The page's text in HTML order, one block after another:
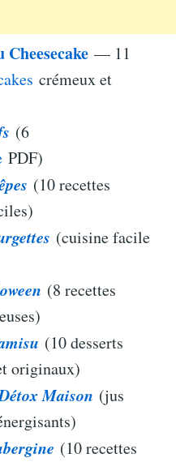
Cheesecake — 11
crémeux et
(6
PDF)
(10 recettes
(cuisine facile
(8 recettes
(10 desserts
originaux)
Maison (jus
(10 recettes